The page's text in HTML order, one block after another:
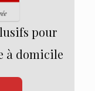
pour
à domicile